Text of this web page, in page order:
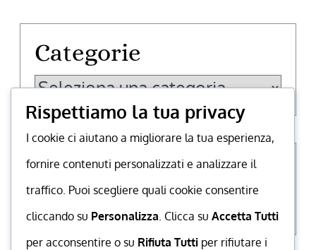
Categorie
Categorie
Archivi
Archivi
Rispettiamo la tua privacy
I cookie ci aiutano a migliorare la tua esperienza,
fornire contenuti personalizzati e analizzare il
traffico. Puoi scegliere quali cookie consentire
cliccando su Personalizza. Clicca su Accetta Tutti
per acconsentire o su Rifiuta Tutti per rifiutare i